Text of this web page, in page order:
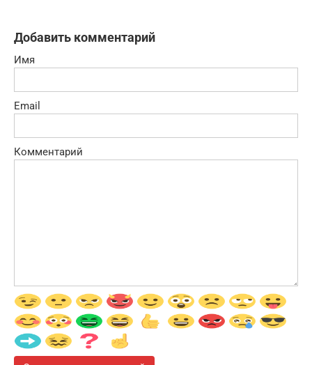
Добавить комментарий
Имя
Email
Комментарий